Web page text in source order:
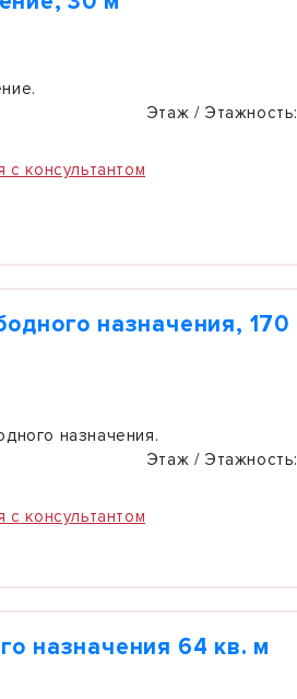
Этаж / Этажность:
с консультантом
назначения, 170
назначения.
Этаж / Этажность:
с консультантом
назначения 64 кв. м